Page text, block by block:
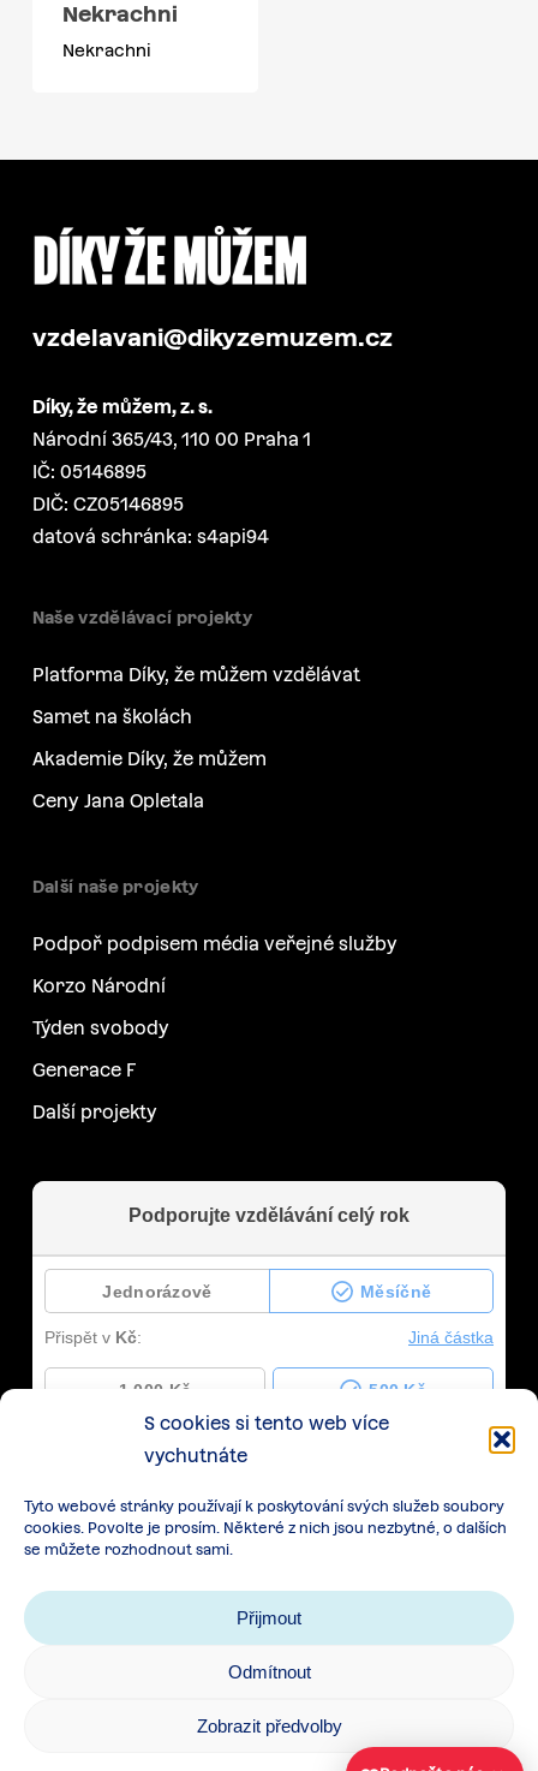
S cookies si tento web více
vychutnáte
Tyto webové stránky používají k poskytování svých služeb soubory
cookies. Povolte je prosím. Některé z nich jsou nezbytné, o dalších
se můžete rozhodnout sami.
Přijmout
Odmítnout
Zobrazit předvolby
Nekrachni
Nekrachni
vzdelavani@dikyzemuzem.cz
Díky, že můžem, z. s.
Národní 365/43, 110 00 Praha 1
IČ: 05146895
DIČ: CZ05146895
datová schránka: s4api94
Naše vzdělávací projekty
Platforma Díky, že můžem vzdělávat
Samet na školách
Akademie Díky, že můžem
Ceny Jana Opletala
Další naše projekty
Podpoř podpisem média veřejné služby
Korzo Národní
Týden svobody
Generace F
Další projekty
Zásady zpracování osobních údajů
Všeobecné podmínky spolupráce